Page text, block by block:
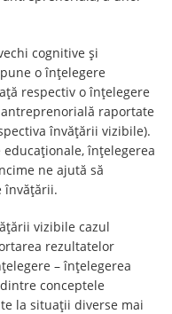
cognitive și
o înțelegere
respectiv o înțelegere
raportate
învățării vizibile).
înțelegerea
ne ajută să
învățării.
vizibile cazul
rezultatelor
– înțelegerea
conceptele
la situații diverse mai